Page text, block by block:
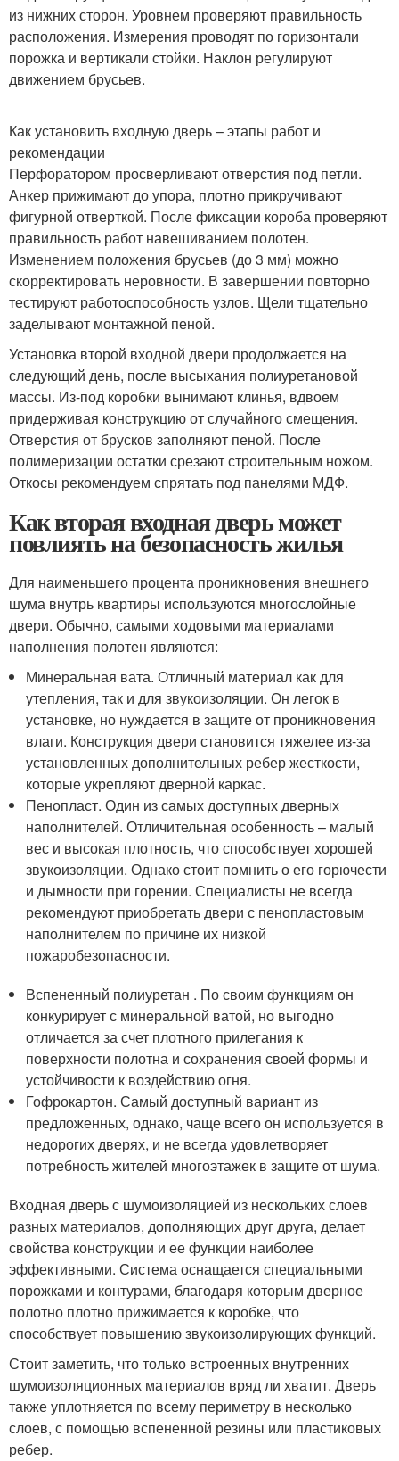
из нижних сторон. Уровнем проверяют правильность
расположения. Измерения проводят по горизонтали
порожка и вертикали стойки. Наклон регулируют
движением брусьев.
Как установить входную дверь – этапы работ и
рекомендации
Перфоратором просверливают отверстия под петли.
Анкер прижимают до упора, плотно прикручивают
фигурной отверткой. После фиксации короба проверяют
правильность работ навешиванием полотен.
Изменением положения брусьев (до 3 мм) можно
скорректировать неровности. В завершении повторно
тестируют работоспособность узлов. Щели тщательно
заделывают монтажной пеной.
Установка второй входной двери продолжается на
следующий день, после высыхания полиуретановой
массы. Из-под коробки вынимают клинья, вдвоем
придерживая конструкцию от случайного смещения.
Отверстия от брусков заполняют пеной. После
полимеризации остатки срезают строительным ножом.
Откосы рекомендуем спрятать под панелями МДФ.
Как вторая входная дверь может
повлиять на безопасность жилья
Для наименьшего процента проникновения внешнего
шума внутрь квартиры используются многослойные
двери. Обычно, самыми ходовыми материалами
наполнения полотен являются:
Минеральная вата. Отличный материал как для
утепления, так и для звукоизоляции. Он легок в
установке, но нуждается в защите от проникновения
влаги. Конструкция двери становится тяжелее из-за
установленных дополнительных ребер жесткости,
которые укрепляют дверной каркас.
Пенопласт. Один из самых доступных дверных
наполнителей. Отличительная особенность – малый
вес и высокая плотность, что способствует хорошей
звукоизоляции. Однако стоит помнить о его горючести
и дымности при горении. Специалисты не всегда
рекомендуют приобретать двери с пенопластовым
наполнителем по причине их низкой
пожаробезопасности.
Вспененный полиуретан . По своим функциям он
конкурирует с минеральной ватой, но выгодно
отличается за счет плотного прилегания к
поверхности полотна и сохранения своей формы и
устойчивости к воздействию огня.
Гофрокартон. Самый доступный вариант из
предложенных, однако, чаще всего он используется в
недорогих дверях, и не всегда удовлетворяет
потребность жителей многоэтажек в защите от шума.
Входная дверь с шумоизоляцией из нескольких слоев
разных материалов, дополняющих друг друга, делает
свойства конструкции и ее функции наиболее
эффективными. Система оснащается специальными
порожками и контурами, благодаря которым дверное
полотно плотно прижимается к коробке, что
способствует повышению звукоизолирующих функций.
Стоит заметить, что только встроенных внутренних
шумоизоляционных материалов вряд ли хватит. Дверь
также уплотняется по всему периметру в несколько
слоев, с помощью вспененной резины или пластиковых
ребер.